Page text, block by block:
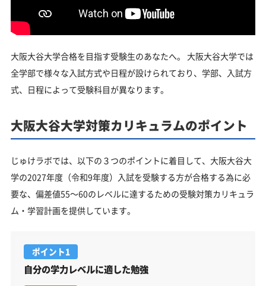
大阪大谷大学合格を目指す受験生のあなたへ。 大阪大谷大学では
全学部で様々な入試方式や日程が設けられており、学部、入試方
式、日程によって受験科目が異なります。
大阪大谷大学対策カリキュラムのポイント
じゅけラボでは、以下の３つのポイントに着目して、大阪大谷大
学の2027年度（令和9年度）入試を受験する方が合格する為に必
要な、偏差値55～60のレベルに達するための受験対策カリキュラ
ム・学習計画を提供しています。
ポイント1
自分の学力レベルに適した勉強